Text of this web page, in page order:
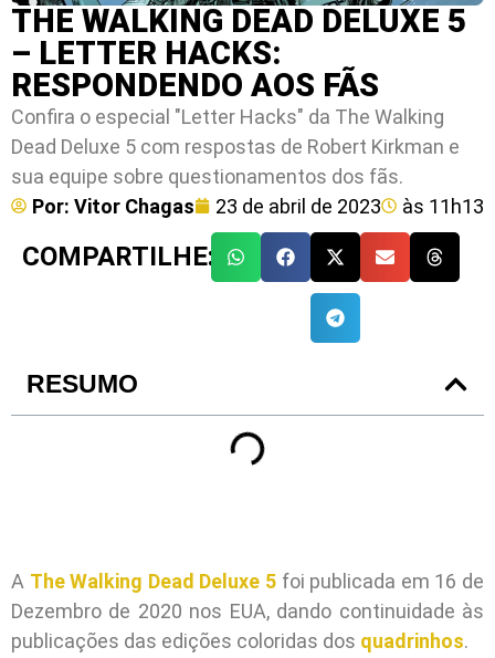
THE WALKING DEAD DELUXE 5
– LETTER HACKS:
RESPONDENDO AOS FÃS
Confira o especial "Letter Hacks" da The Walking
Dead Deluxe 5 com respostas de Robert Kirkman e
sua equipe sobre questionamentos dos fãs.
Por: Vitor Chagas 23 de abril de 2023 às 11h13
COMPARTILHE:
RESUMO
A The Walking Dead Deluxe 5 foi publicada em 16 de
Dezembro de 2020 nos EUA, dando continuidade às
publicações das edições coloridas dos quadrinhos.